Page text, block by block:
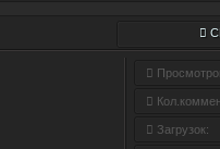
Загрузок: